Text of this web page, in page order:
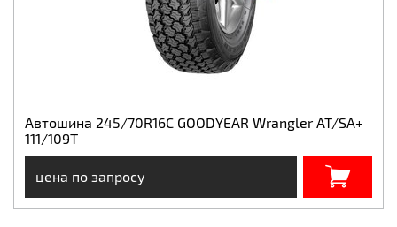
Автошина 245/70R16C GOODYEAR Wrangler AT/SA+
111/109T
цена по запросу